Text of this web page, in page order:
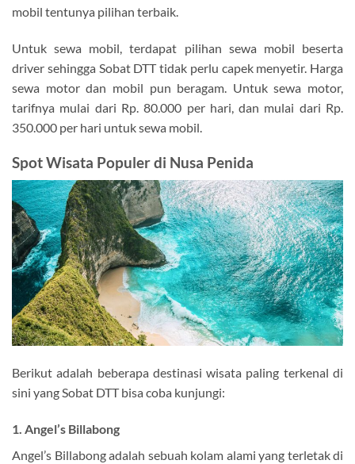
mobil tentunya pilihan terbaik.
Untuk sewa mobil, terdapat pilihan sewa mobil beserta
driver sehingga Sobat DTT tidak perlu capek menyetir. Harga
sewa motor dan mobil pun beragam. Untuk sewa motor,
tarifnya mulai dari Rp. 80.000 per hari, dan mulai dari Rp.
350.000 per hari untuk sewa mobil.
Spot Wisata Populer di Nusa Penida
Berikut adalah beberapa destinasi wisata paling terkenal di
sini yang Sobat DTT bisa coba kunjungi:
1. Angel’s Billabong
Angel’s Billabong adalah sebuah kolam alami yang terletak di